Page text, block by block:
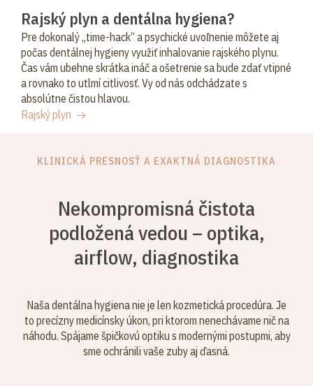
Rajský plyn a dentálna hygiena?
Pre dokonalý „time-hack“ a psychické uvoľnenie môžete aj
počas dentálnej hygieny využiť inhalovanie rajského plynu.
Čas vám ubehne skrátka ináč a ošetrenie sa bude zdať vtipné
a rovnako to utlmí citlivosť. Vy od nás odchádzate s
absolútne čistou hlavou.
Rajský plyn
KLINICKÁ PRESNOSŤ A EXAKTNÁ DIAGNOSTIKA
Nekompromisná čistota
podložená vedou – optika,
airflow, diagnostika
Naša dentálna hygiena nie je len kozmetická procedúra. Je
to precízny medicínsky úkon, pri ktorom nenechávame nič na
náhodu. Spájame špičkovú optiku s modernými postupmi, aby
sme ochránili vaše zuby aj ďasná.